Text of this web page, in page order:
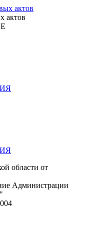
актов
области от
Администрации